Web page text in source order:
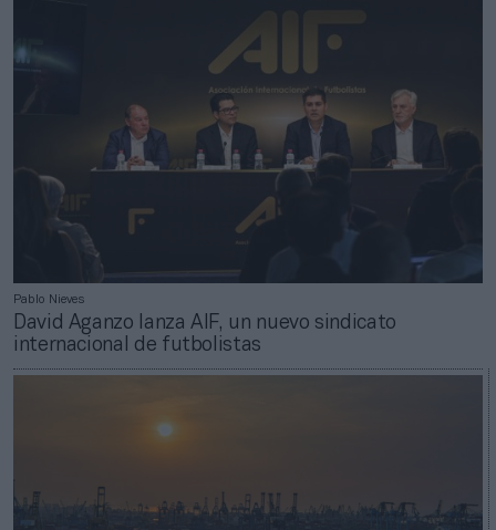
Pablo Nieves
David Aganzo lanza AIF, un nuevo sindicato
internacional de futbolistas